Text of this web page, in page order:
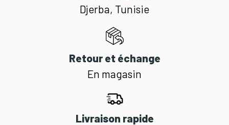
Djerba, Tunisie
Retour et échange
En magasin
Livraison rapide